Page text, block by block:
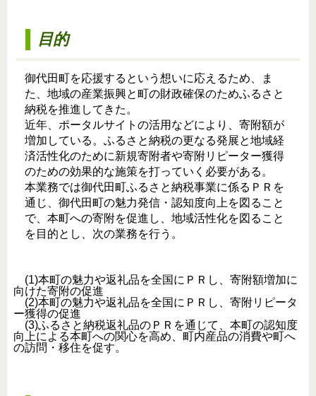
目的
御代田町を応援するという想いに応えるため、ま
た、地域の産業振興と町の財政確保のためふるさと
納税を推進してきた。
近年、ポータルサイトの活用などにより、寄附額が
増加している。ふるさと納税の更なる発展と地域経
済活性化のために新規寄附者や寄附リピーター獲得
のための効果的な施策を打っていく必要がある。
本業務では御代田町ふるさと納税事業に係るＰＲを
通じ、御代田町の魅力発信・認知度向上を図ること
で、本町への寄附を促進し、地域活性化を図ること
を目的とし、次の業務を行う。
(1)本町の魅力や返礼品を全国にＰＲし 、寄附額増加に
向けた寄附の促進
(2)本町の魅力や返礼品を全国にＰＲし 、寄附リピータ
ー獲得の促進
(3)ふるさと納税返礼品のＰＲを通じて、本町の認知度
向上による本町への関心を高め、町内産品の消費や町へ
の訪問・移住を促す。